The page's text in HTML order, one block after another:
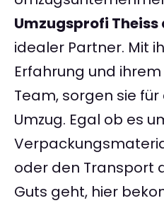
Umzugsprofi Theiss
idealer Partner. Mit
Erfahrung und
Team, sorgen sie
Umzug. Egal ob es
oder den Transport
Guts geht, hier